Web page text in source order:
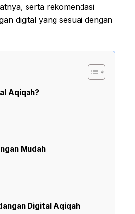
serta rekomendasi
digital yang sesuai dengan
Aqiqah?
Mudah
Digital Aqiqah